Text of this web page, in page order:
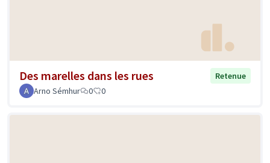
Des marelles dans les rues
Retenue
Arno Sémhur
0 0